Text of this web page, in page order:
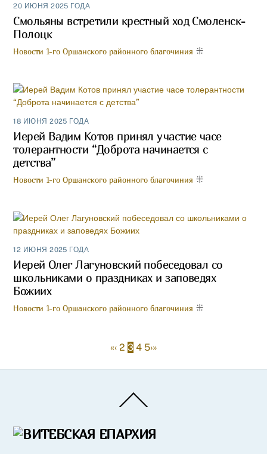
20 ИЮНЯ 2025 ГОДА
Смольяны встретили крестный ход Смоленск-
Полоцк
Новости 1-го Оршанского районного благочиния
18 ИЮНЯ 2025 ГОДА
Иерей Вадим Котов принял участие часе
толерантности “Доброта начинается с
детства”
Новости 1-го Оршанского районного благочиния
12 ИЮНЯ 2025 ГОДА
Иерей Олег Лагуновский побеседовал со
школьниками о праздниках и заповедях
Божиих
Новости 1-го Оршанского районного благочиния
«‹ 2 3 4 5›»
To